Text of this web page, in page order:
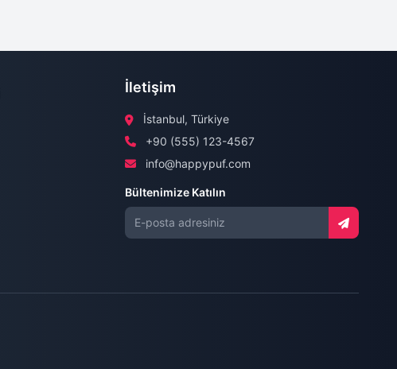
İletişim
İstanbul, Türkiye
+90 (555) 123-4567
info@happypuf.com
Bültenimize Katılın